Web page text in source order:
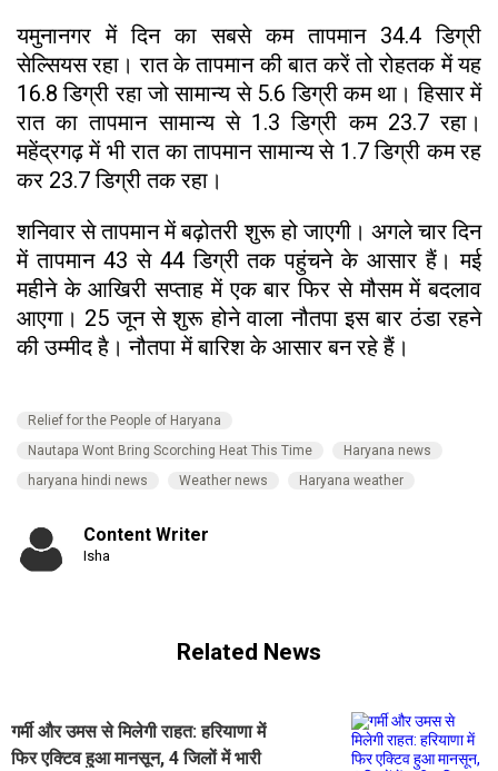
यमुनानगर में दिन का सबसे कम तापमान 34.4 डिग्री
सेल्सियस रहा। रात के तापमान की बात करें तो रोहतक में यह
16.8 डिग्री रहा जो सामान्य से 5.6 डिग्री कम था। हिसार में
रात का तापमान सामान्य से 1.3 डिग्री कम 23.7 रहा।
महेंद्रगढ़ में भी रात का तापमान सामान्य से 1.7 डिग्री कम रह
कर 23.7 डिग्री तक रहा।
शनिवार से तापमान में बढ़ोतरी शुरू हो जाएगी। अगले चार दिन
में तापमान 43 से 44 डिग्री तक पहुंचने के आसार हैं। मई
महीने के आखिरी सप्ताह में एक बार फिर से मौसम में बदलाव
आएगा। 25 जून से शुरू होने वाला नौतपा इस बार ठंडा रहने
की उम्मीद है। नौतपा में बारिश के आसार बन रहे हैं।
Relief for the People of Haryana
Nautapa Wont Bring Scorching Heat This Time
Haryana news
haryana hindi news
Weather news Haryana weather
Content Writer
Isha
Related News
गर्मी और उमस से मिलेगी राहत: हरियाणा में
फिर एक्टिव हुआ मानसून, 4 जिलों में भारी